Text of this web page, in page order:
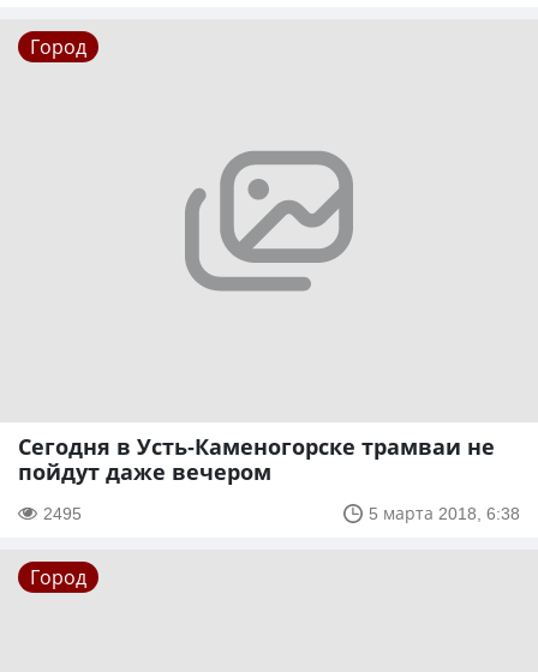
Город
Сегодня в Усть-Каменогорске трамваи не
пойдут даже вечером
2495 5 марта 2018, 6:38
Город